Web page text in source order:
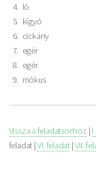
ló
kígyó
cickány
egér
egér
mókus
Vissza a feladatsorhoz |
feladat |VI. feladat |VII.